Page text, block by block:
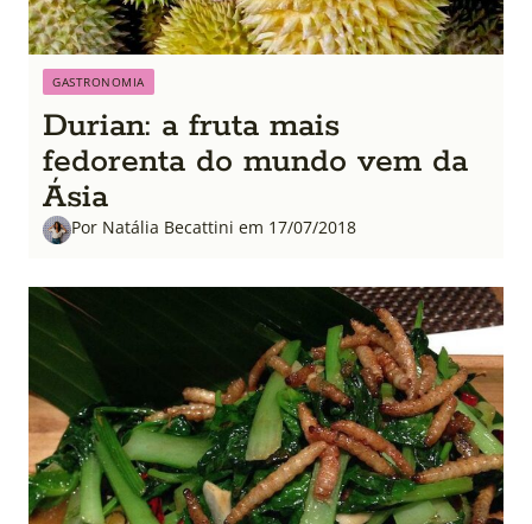
GASTRONOMIA
Durian: a fruta mais
fedorenta do mundo vem da
Ásia
Por Natália Becattini em 17/07/2018